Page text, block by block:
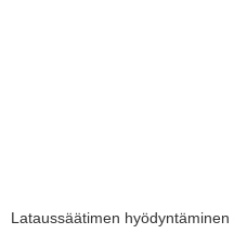
Lataussäätimen